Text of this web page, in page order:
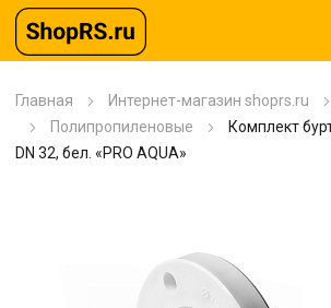
Главная Интернет-магазин shoprs.ru
Полипропиленовые
Комплект
DN 32, бел. «PRO AQUA»